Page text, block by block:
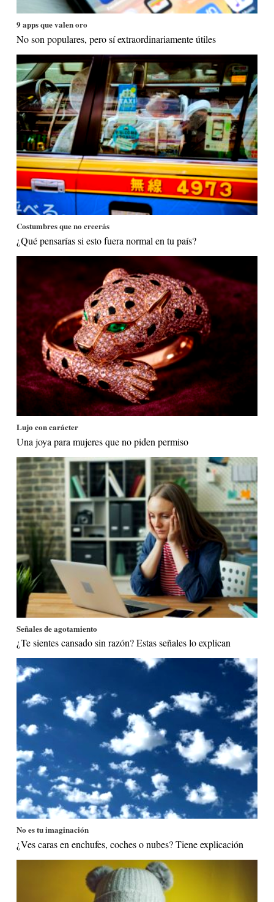
9 apps que valen oro
No son populares, pero sí extraordinariamente útiles
Costumbres que no creerás
¿Qué pensarías si esto fuera normal en tu país?
Lujo con carácter
Una joya para mujeres que no piden permiso
Señales de agotamiento
¿Te sientes cansado sin razón? Estas señales lo explican
No es tu imaginación
¿Ves caras en enchufes, coches o nubes? Tiene explicación